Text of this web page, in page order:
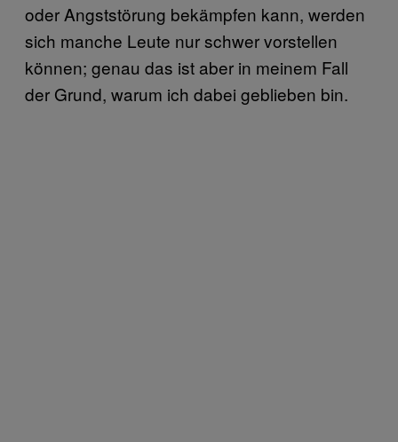
oder Angststörung bekämpfen kann, werden
sich manche Leute nur schwer vorstellen
können; genau das ist aber in meinem Fall
der Grund, warum ich dabei geblieben bin.